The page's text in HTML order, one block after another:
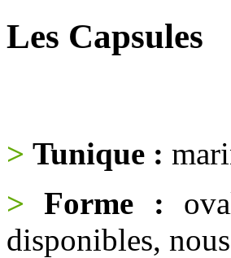
Les Capsules
> Tunique :
>Forme :
disponibles,